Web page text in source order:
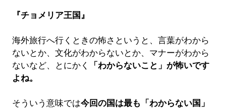
『チョメリア王国』
海外旅行へ行くときの怖さというと、言葉がわから
ないとか、文化がわからないとか、マナーがわから
ないなど、とにかく
「わからないこと」が怖いです
よね。
そういう意味では今回の国は最も「わからない国」